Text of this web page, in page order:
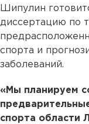
Шипулин
диссертацию по
спорта и
заболеваний.
«Мы планируем
спорта области